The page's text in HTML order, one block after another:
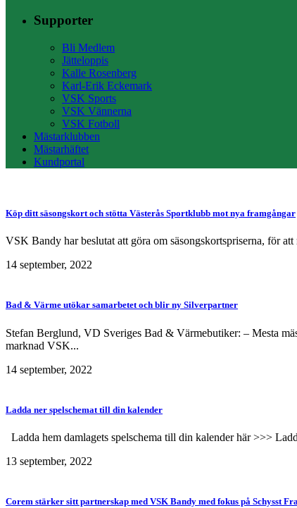
Supporter
Bli Medlem
Jätteloppis
Kalle Rosenberg
Karl-Erik Eckemark
VSK Sports
VSK Vännerna
VSK Fotboll
Mästarklubben
Mästarhäftet
Kundportal
Köp ditt säsongskort och stötta Västerås Sportklubb mot nya framgångar
VSK Bandy har beslutat att göra om säsongskortspriserna, för
14 september, 2022
Bad & Värme utökar samarbetet och blir ny Silverpartner
Stefan Berglund, VD Sveriges Bad & Värmebutiker: – Mesta
marknad VSK...
14 september, 2022
Ladda ner spelschemat till din kalender
Ladda hem damlagets spelschema till din kalender här >>>
13 september, 2022
Corem stärker sitt partnerskap med VSK Bandy med fokus på Schysst